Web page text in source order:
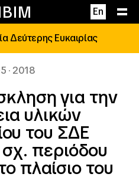
En
Δεύτερης Ευκαιρίας
· 2018
για την
υλικών
του ΣΔΕ
περιόδου
πλαίσιο του